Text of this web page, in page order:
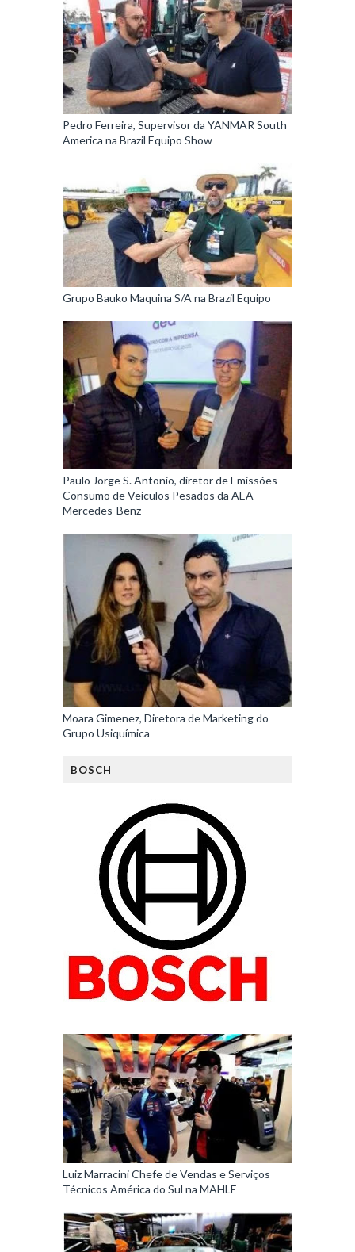
Pedro Ferreira, Supervisor da YANMAR South
America na Brazil Equipo Show
Grupo Bauko Maquina S/A na Brazil Equipo
Paulo Jorge S. Antonio, diretor de Emissões
Consumo de Veículos Pesados da AEA -
Mercedes-Benz
Moara Gimenez, Diretora de Marketing do
Grupo Usiquímica
BOSCH
Luiz Marracini Chefe de Vendas e Serviços
Técnicos América do Sul na MAHLE